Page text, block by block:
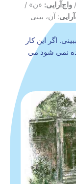
واج‌آرایی: «ن» /
: آن، بینی
اگر این کار
نمی شود می